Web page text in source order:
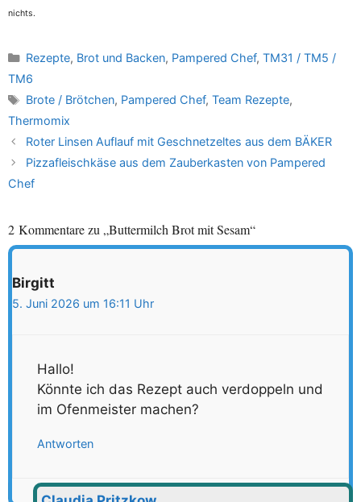
nichts.
Kategorien
Rezepte, Brot und Backen, Pampered Chef, TM31 / TM5 /
TM6
Schlagwörter
Brote / Brötchen, Pampered Chef, Team Rezepte,
Thermomix
Roter Linsen Auflauf mit Geschnetzeltes aus dem BÄKER
Pizzafleischkäse aus dem Zauberkasten von Pampered
Chef
2 Kommentare zu „Buttermilch Brot mit Sesam“
Birgitt
5. Juni 2026 um 16:11 Uhr
Hallo!
Könnte ich das Rezept auch verdoppeln und
im Ofenmeister machen?
Antworten